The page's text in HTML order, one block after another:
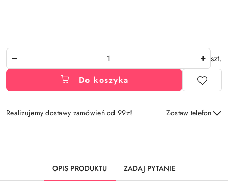
szt.
Do koszyka
Realizujemy dostawy zamówień od 99zł! Zostaw telefon
OPIS PRODUKTU ZADAJ PYTANIE